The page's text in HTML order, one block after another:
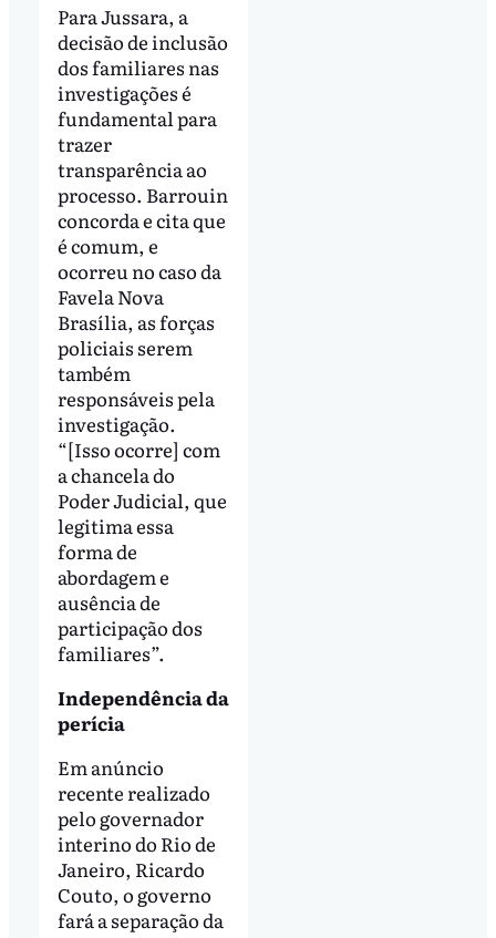
Para Jussara, a
decisão de inclusão
dos familiares nas
investigações é
fundamental para
trazer
transparência ao
processo. Barrouin
concorda e cita que
é comum, e
ocorreu no caso da
Favela Nova
Brasília, as forças
policiais serem
também
responsáveis pela
investigação.
“[Isso ocorre] com
a chancela do
Poder Judicial, que
legitima essa
forma de
abordagem e
ausência de
participação dos
familiares”.
Independência da
perícia
Em anúncio
recente realizado
pelo governador
interino do Rio de
Janeiro, Ricardo
Couto, o governo
fará a separação da